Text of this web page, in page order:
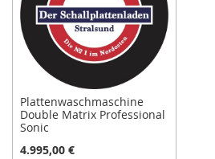
Plattenwaschmaschine
Double Matrix Professional
Sonic
4.995,00 €